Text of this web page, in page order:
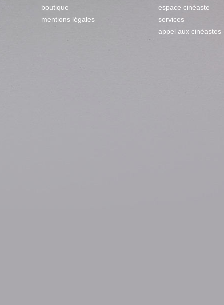
boutique
mentions légales
espace cinéaste
services
appel aux cinéastes